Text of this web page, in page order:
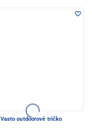
Vasto outdoorové tričko